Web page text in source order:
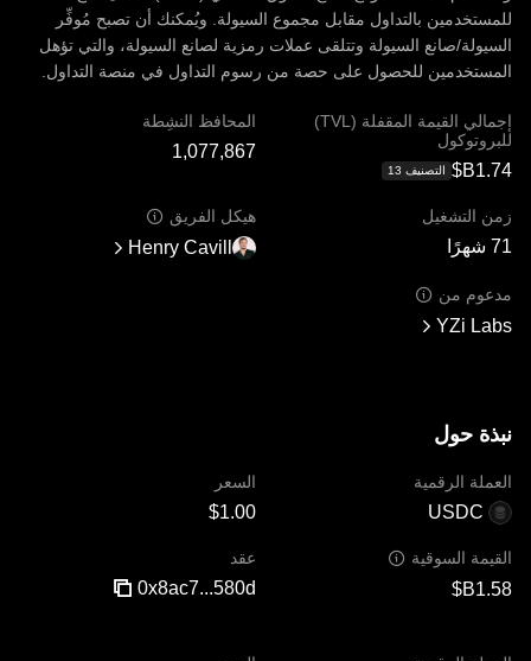
للمستخدمين بالتداول مقابل مجموع السيولة. ويُمكنك أن تصبح مُوفِّر
السيولة/صانع السيولة وتتلقى عملات رمزية لصانع السيولة، والتي تؤهل
المستخدمين للحصول على حصة من رسوم التداول في منصة التداول.
إجمالي القيمة المقفلة (TVL)
للبروتوكول
التصنيف ‏‎13‏
المحافظ النشِطة
زمن التشغيل
71 شهرًا
هيكل الفريق
Henry Cavill
مدعوم من
YZi Labs
نبذة حول
العملة الرقمية
USDC
السعر
القيمة السوقية عقد
0x8ac7...580d